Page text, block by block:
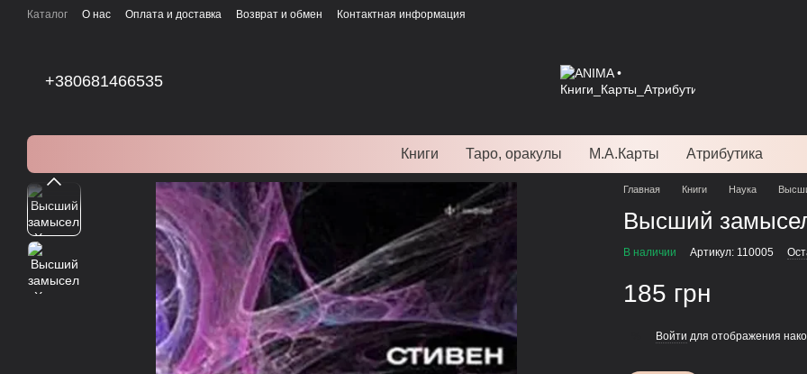
Перейти к основному контенту
Каталог О нас Оплата и доставка Возврат и обмен Контактная информация
+380681466535
Книги Таро, оракулы М.А.Карты Атрибутика
Главная Книги Наука
Высший
В наличии Артикул: 110005
185 грн
Войти для отображения